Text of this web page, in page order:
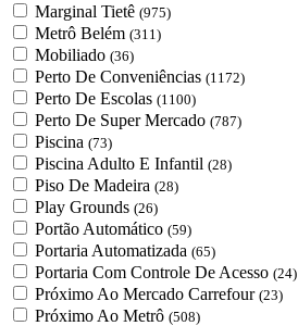
Marginal Tietê (975)
Metrô Belém (311)
Mobiliado (36)
Perto De Conveniências (1172)
Perto De Escolas (1100)
Perto De Super Mercado (787)
Piscina (73)
Piscina Adulto E Infantil (28)
Piso De Madeira (28)
Play Grounds (26)
Portão Automático (59)
Portaria Automatizada (65)
Portaria Com Controle De Acesso (24)
Próximo Ao Mercado Carrefour (23)
Próximo Ao Metrô (508)